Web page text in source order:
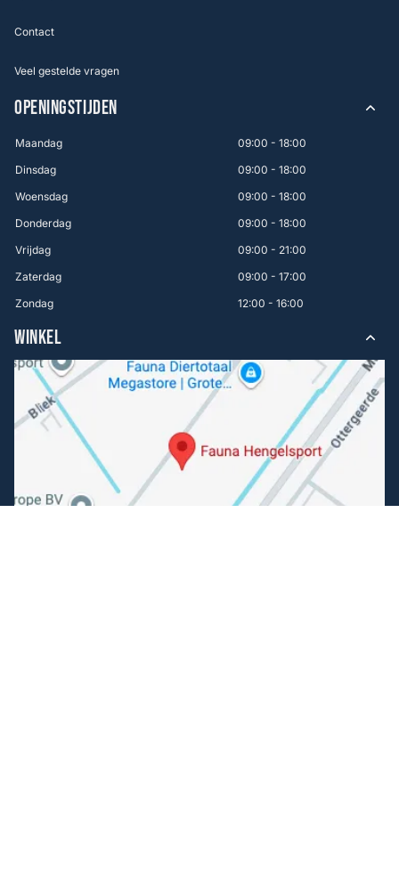
Contact
Veel gestelde vragen
OPENINGSTIJDEN
Maandag
09:00 - 18:00
Dinsdag
09:00 - 18:00
Woensdag
09:00 - 18:00
Donderdag
09:00 - 18:00
Vrijdag
09:00 - 21:00
Zaterdag
09:00 - 17:00
Zondag
12:00 - 16:00
WINKEL